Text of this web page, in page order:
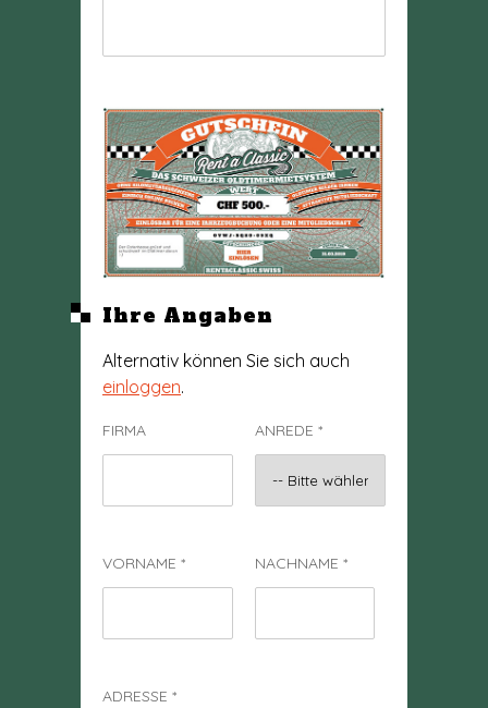
Ihre Angaben
Alternativ können Sie sich auch
einloggen.
FIRMA ANREDE *
VORNAME * NACHNAME *
ADRESSE *